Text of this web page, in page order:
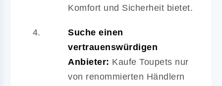
Komfort und Sicherheit bietet.
Suche einen
vertrauenswürdigen
Anbieter: Kaufe Toupets nur
von renommierten Händlern